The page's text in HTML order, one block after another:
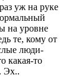
уж на руке
на уровне
те, кому от
люди-
какая-то
Эх..